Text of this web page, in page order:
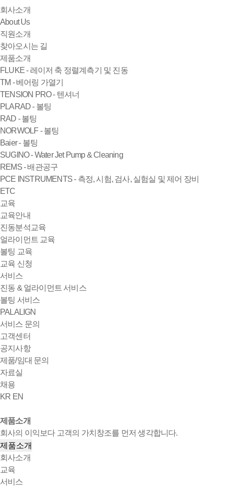
회사소개
About Us
직원소개
찾아오시는 길
제품소개
FLUKE - 레이저 축 정렬계측기 및 진동
TM - 베어링 가열기
TENSION PRO - 텐셔너
PLARAD - 볼팅
RAD - 볼팅
NORWOLF - 볼팅
Baier - 볼팅
SUGINO - Water Jet Pump & Cleaning
REMS - 배관공구
PCE INSTRUMENTS - 측정, 시험, 검사, 실험실 및 제어 장비
ETC
교육
교육안내
진동분석교육
얼라이먼트 교육
볼팅 교육
교육 신청
서비스
진동 & 얼라이먼트 서비스
볼팅 서비스
PALALIGN
서비스 문의
고객센터
공지사항
제품/임대 문의
자료실
채용
KR EN
제품소개
회사의 이익보다 고객의 가치창조를 먼저 생각합니다.
제품소개
회사소개
교육
서비스